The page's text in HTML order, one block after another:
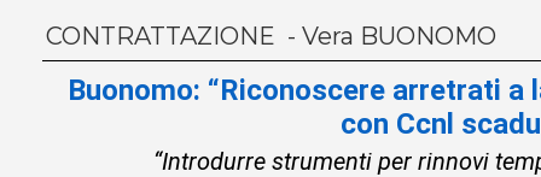
CONTRATTAZIONE - Vera BUONOMO
Buonomo: “Riconoscere arretrati
con Ccnl
“Introdurre strumenti per rinnovi